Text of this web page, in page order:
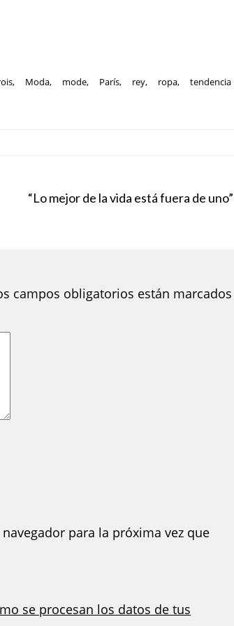
, Moda, mode, París, rey, ropa,
tendencia
“Lo mejor de la vida está fuera de uno”
campos obligatorios están
para la próxima vez que
se procesan los datos de tus